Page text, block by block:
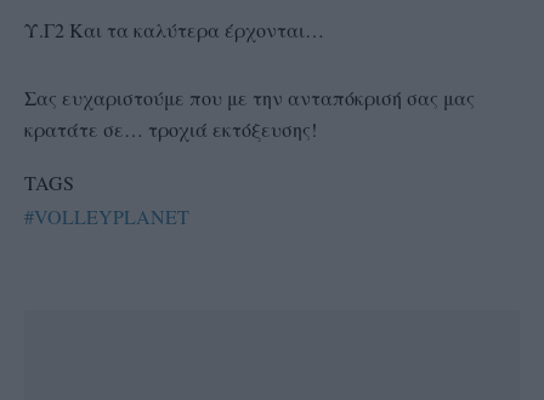
Υ.Γ2 Και τα καλύτερα έρχονται…
Σας ευχαριστούμε που με την ανταπόκρισή σας μας
κρατάτε σε… τροχιά εκτόξευσης!
TAGS
#VOLLEYPLANET